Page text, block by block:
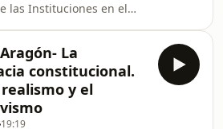
las Instituciones en el
jurídico
de la UE- en una
Andrés Betancor,
Derecho Administrativo
Pompeu Fabra.
La
constitucional.
y el
19:19